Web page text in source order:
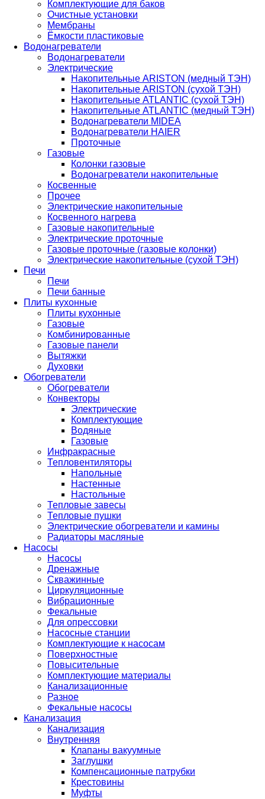
Комплектующие для баков
Очистные установки
Мембраны
Ёмкости пластиковые
Водонагреватели
Водонагреватели
Электрические
Накопительные ARISTON (медный ТЭН)
Накопительные ARISTON (сухой ТЭН)
Накопительные ATLANTIC (сухой ТЭН)
Накопительные ATLANTIC (медный ТЭН)
Водонагреватели MIDEA
Водонагреватели HAIER
Проточные
Газовые
Колонки газовые
Водонагреватели накопительные
Косвенные
Прочее
Электрические накопительные
Косвенного нагрева
Газовые накопительные
Электрические проточные
Газовые проточные (газовые колонки)
Электрические накопительные (сухой ТЭН)
Печи
Печи
Печи банные
Плиты кухонные
Плиты кухонные
Газовые
Комбинированные
Газовые панели
Вытяжки
Духовки
Обогреватели
Обогреватели
Конвекторы
Электрические
Комплектующие
Водяные
Газовые
Инфракрасные
Тепловентиляторы
Напольные
Настенные
Настольные
Тепловые завесы
Тепловые пушки
Электрические обогреватели и камины
Радиаторы масляные
Насосы
Насосы
Дренажные
Скважинные
Циркуляционные
Вибрационные
Фекальные
Для опрессовки
Насосные станции
Комплектующие к насосам
Поверхностные
Повысительные
Комплектующие материалы
Канализационные
Разное
Фекальные насосы
Канализация
Канализация
Внутренняя
Клапаны вакуумные
Заглушки
Компенсационные патрубки
Крестовины
Муфты